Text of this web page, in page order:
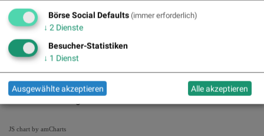
Pics
Die letzten 20 Tage der Periode
JS chart by amCharts
Börse Social Defaults (immer erforderlich)
↓ 2 Dienste
Besucher-Statistiken
↓ 1 Dienst
Ausgewählte akzeptieren Alle akzeptieren